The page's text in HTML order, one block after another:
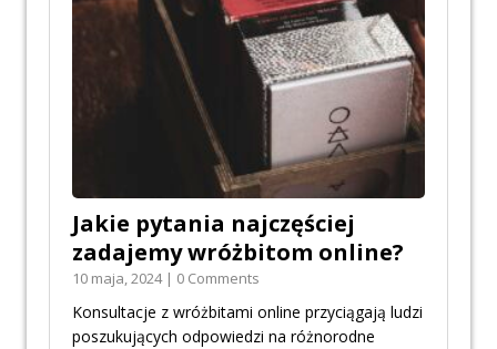
Jakie pytania najczęściej
zadajemy wróżbitom online?
10 maja, 2024 | 0 Comments
Konsultacje z wróżbitami online przyciągają ludzi
poszukujących odpowiedzi na różnorodne